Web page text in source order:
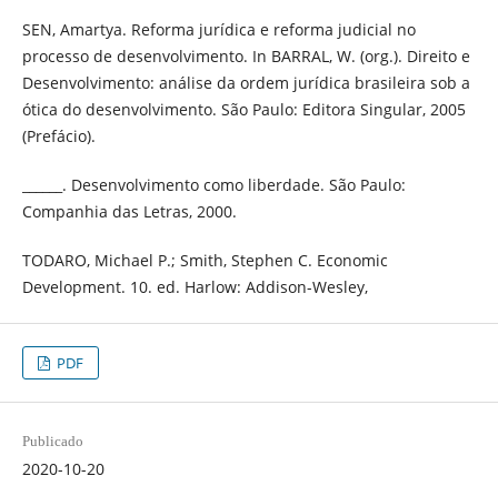
SEN, Amartya. Reforma jurídica e reforma judicial no
processo de desenvolvimento. In BARRAL, W. (org.). Direito e
Desenvolvimento: análise da ordem jurídica brasileira sob a
ótica do desenvolvimento. São Paulo: Editora Singular, 2005
(Prefácio).
______. Desenvolvimento como liberdade. São Paulo:
Companhia das Letras, 2000.
TODARO, Michael P.; Smith, Stephen C. Economic
Development. 10. ed. Harlow: Addison-Wesley,
PDF
Publicado
2020-10-20